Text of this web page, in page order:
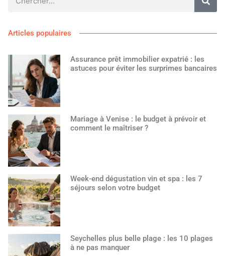
Articles populaires
Assurance prêt immobilier expatrié : les
astuces pour éviter les surprimes bancaires
Mariage à Venise : le budget à prévoir et
comment le maîtriser ?
Week-end dégustation vin et spa : les 7
séjours selon votre budget
Seychelles plus belle plage : les 10 plages
à ne pas manquer